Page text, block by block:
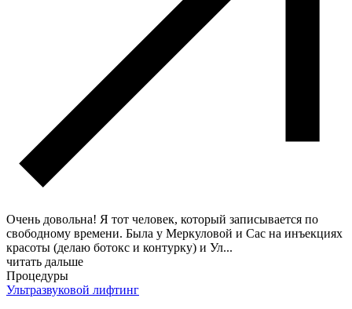
Очень довольна! Я тот человек, который записывается по
свободному времени. Была у Меркуловой и Сас на инъекциях
красоты (делаю ботокс и контурку) и Ул...
читать дальше
Процедуры
Ультразвуковой лифтинг